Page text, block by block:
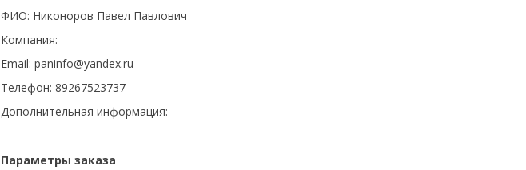
ФИО: Никоноров Павел Павлович
Компания:
Email: paninfo@yandex.ru
Телефон: 89267523737
Дополнительная информация:
Параметры заказа